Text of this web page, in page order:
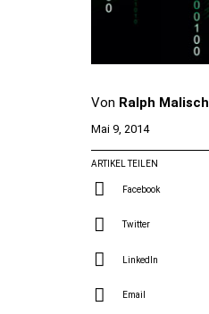
Von Ralph Malisch
Mai 9, 2014
ARTIKEL TEILEN
Facebook
Twitter
LinkedIn
Email